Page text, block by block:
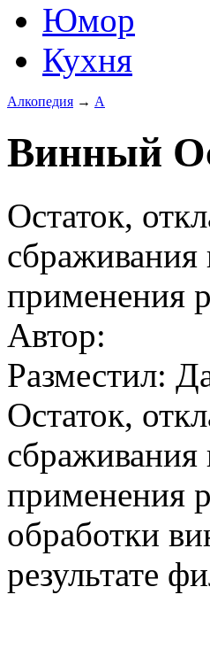
Юмор
Кухня
Алкопедия → А
Винный
Остаток,
сбраживания
применения
Автор:
Разместил:
Остаток,
сбраживания
применения
обработки
результате